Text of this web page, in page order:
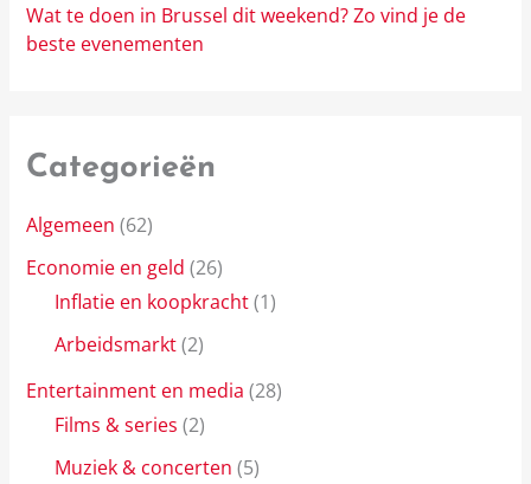
Wat te doen in Brussel dit weekend? Zo vind je de
beste evenementen
Categorieën
Algemeen (62)
Economie en geld (26)
Inflatie en koopkracht(1)
Arbeidsmarkt(2)
Entertainment en media (28)
Films & series (2)
Muziek & concerten (5)